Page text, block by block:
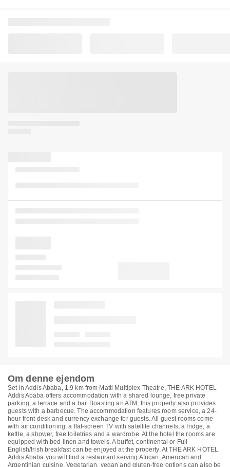
Om denne ejendom
Set in Addis Ababa, 1.9 km from Matti Multiplex Theatre, THE ARK HOTEL
Addis Ababa offers accommodation with a shared lounge, free private
parking, a terrace and a bar. Boasting an ATM, this property also provides
guests with a barbecue. The accommodation features room service, a 24-
hour front desk and currency exchange for guests. All guest rooms come
with air conditioning, a flat-screen TV with satellite channels, a fridge, a
kettle, a shower, free toiletries and a wardrobe. At the hotel the rooms are
equipped with bed linen and towels. A buffet, continental or Full
English/Irish breakfast can be enjoyed at the property. At THE ARK HOTEL
Addis Ababa you will find a restaurant serving African, American and
Argentinian cuisine. Vegetarian, vegan and gluten-free options can also be